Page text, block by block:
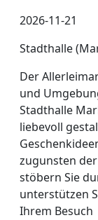
2026-11-21
Stadthalle
Der
und
Stadthalle
liebevoll
zugunsten
stöbern Sie
unterstützen
Ihrem Besuch